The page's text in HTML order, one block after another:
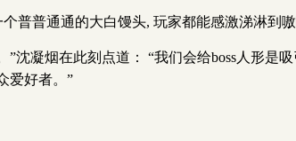
普普通通的大白馒头, 玩家都能感激涕淋到
沈凝烟在此刻点道： “我们会给boss人形是
爱好者。”